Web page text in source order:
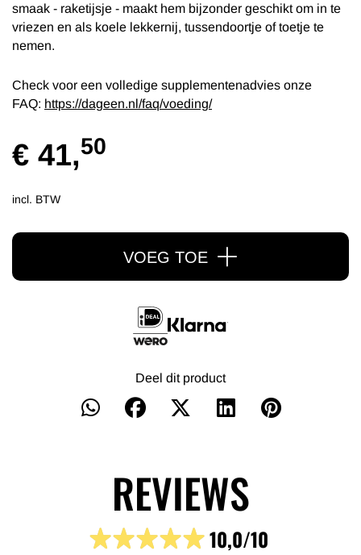
smaak - raketijsje - maakt hem bijzonder geschikt om in te
vriezen en als koele lekkernij, tussendoortje of toetje te
nemen.
Check voor een volledige supplementenadvies onze
FAQ: https://dageen.nl/faq/voeding/
€ 41,50
incl. BTW
VOEG TOE
Deel dit product
REVIEWS
10,0/10